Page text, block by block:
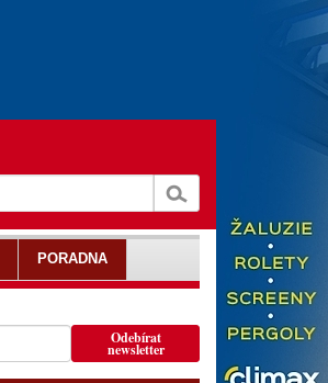
Odebírat
newsletter
PORADNA